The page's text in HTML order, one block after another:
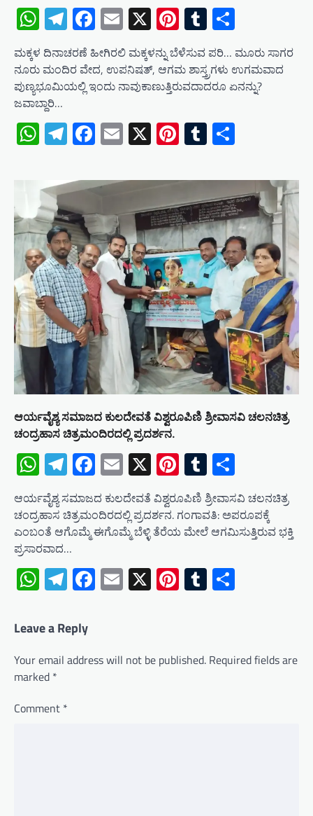
WhatsApp
Telegram
Facebook
Email
X Pinterest
Tumblr
ಮಕ್ಕಳ ದಿನಾಚರಣೆ ಹೀಗಿರಲಿ ಮಕ್ಕಳನ್ನು ಬೆಳೆಸುವ ಪರಿ… ಮೂರು ಸಾಗರ
ನೂರು ಮಂದಿರ ವೇದ, ಉಪನಿಷತ್, ಆಗಮ ಶಾಸ್ತ್ರಗಳು ಉಗಮವಾದ
ಪುಣ್ಯಭೂಮಿಯಲ್ಲಿ ಇಂದು ನಾವುಕಾಣುತ್ತಿರುವದಾದರೂ ಏನನ್ನು?
ಜವಾಬ್ದಾರಿ…
WhatsApp
Telegram
Facebook
Email
X Pinterest
Tumblr
ಆರ್ಯವೈಶ್ಯ ಸಮಾಜದ ಕುಲದೇವತೆ ವಿಶ್ವರೂಪಿಣಿ ಶ್ರೀವಾಸವಿ ಚಲನಚಿತ್ರ
ಚಂದ್ರಹಾಸ ಚಿತ್ರಮಂದಿರದಲ್ಲಿ ಪ್ರದರ್ಶನ.
WhatsApp
Telegram
Facebook
Email
X Pinterest
Tumblr
ಆರ್ಯವೈಶ್ಯ ಸಮಾಜದ ಕುಲದೇವತೆ ವಿಶ್ವರೂಪಿಣಿ ಶ್ರೀವಾಸವಿ ಚಲನಚಿತ್ರ
ಚಂದ್ರಹಾಸ ಚಿತ್ರಮಂದಿರದಲ್ಲಿ ಪ್ರದರ್ಶನ. ಗಂಗಾವತಿ: ಅಪರೂಪಕ್ಕೆ
ಎಂಬಂತೆ ಆಗೊಮ್ಮೆ ಈಗೊಮ್ಮೆ ಬೆಳ್ಳಿ ತೆರೆಯ ಮೇಲೆ ಆಗಮಿಸುತ್ತಿರುವ ಭಕ್ತಿ
ಪ್ರಸಾರವಾದ…
WhatsApp
Telegram
Facebook
Email
X Pinterest
Tumblr
Leave a Reply
Your email address will not be published. Required fields are
marked *
Comment *